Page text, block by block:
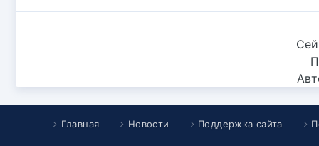
Главная Новости Поддержка сайта